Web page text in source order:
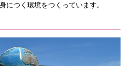
につく環境をつくっています。